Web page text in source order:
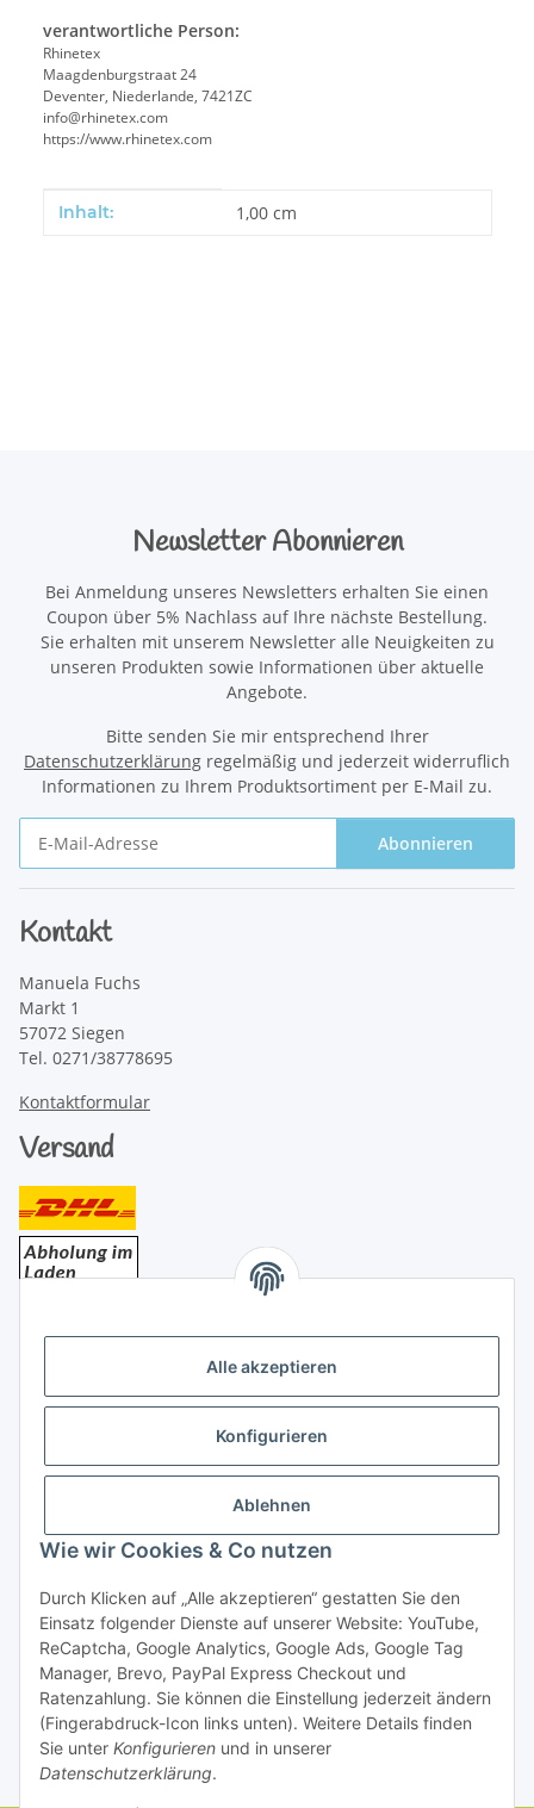
Alle akzeptieren
Konfigurieren
Ablehnen
Wie wir Cookies & Co nutzen
Durch Klicken auf „Alle akzeptieren“ gestatten Sie den
Einsatz folgender Dienste auf unserer Website: YouTube,
ReCaptcha, Google Analytics, Google Ads, Google Tag
Manager, Brevo, PayPal Express Checkout und
Ratenzahlung. Sie können die Einstellung jederzeit ändern
(Fingerabdruck-Icon links unten). Weitere Details finden
Sie unter Konfigurieren und in unserer
Datenschutzerklärung.
verantwortliche Person:
Rhinetex
Maagdenburgstraat 24
Deventer, Niederlande, 7421ZC
info@rhinetex.com
https://www.rhinetex.com
Produkteigenschaft
Wert
Inhalt: 1,00 cm
Newsletter Abonnieren
Bei Anmeldung unseres Newsletters erhalten Sie einen
Coupon über 5% Nachlass auf Ihre nächste Bestellung.
Sie erhalten mit unserem Newsletter alle Neuigkeiten zu
unseren Produkten sowie Informationen über aktuelle
Angebote.
Bitte senden Sie mir entsprechend Ihrer
Datenschutzerklärung regelmäßig und jederzeit widerruflich
Informationen zu Ihrem Produktsortiment per E-Mail zu.
Abonnieren
Kontakt
Manuela Fuchs
Markt 1
57072 Siegen
Tel. 0271/38778695
Kontaktformular
Versand
Rechtliches
Vertrag widerrufen
* Alle Preise inkl. gesetzlicher USt., zzgl.